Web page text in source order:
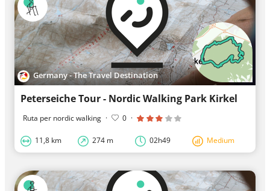
Germany - The Travel Destination
Peterseiche Tour - Nordic Walking Park Kirkel
Ruta per nordic walking · 0 ·
11,8 km 274 m 02h49 Medium